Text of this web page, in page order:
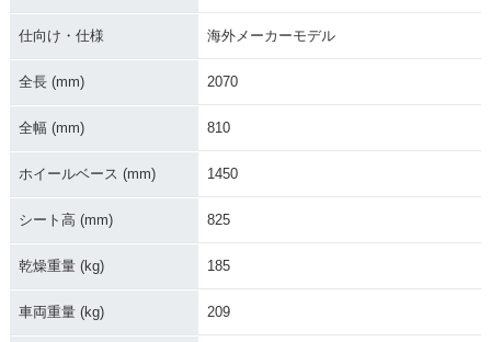
仕向け・仕様 海外メーカーモデル
全長 (mm) 2070
全幅 (mm) 810
ホイールベース (mm) 1450
シート高 (mm) 825
乾燥重量 (kg) 185
車両重量 (kg) 209